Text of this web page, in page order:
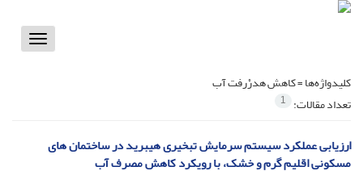
Toggle
کلیدواژه‌ها =کاهش هدرْرفت آب
تعداد مقالات: 1
ارزیابی عملکرد سیستم سرمایش تبخیری هیبرید در ساختمان های
مسکونی اقلیم گرم و خشک، با رویکرد کاهش مصرف آب